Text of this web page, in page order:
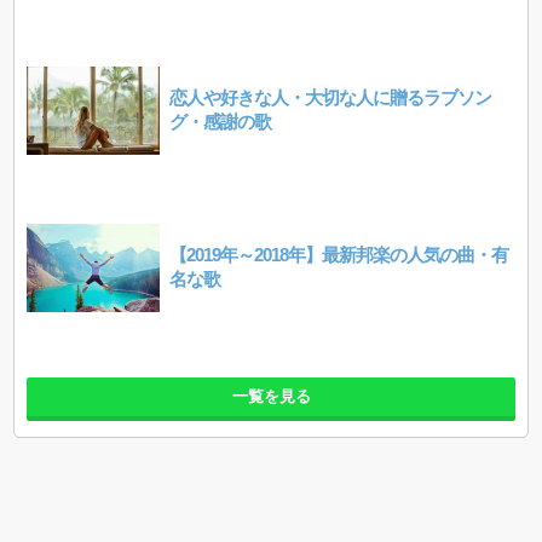
恋人や好きな人・大切な人に贈るラブソン
グ・感謝の歌
【2019年～2018年】最新邦楽の人気の曲・有
名な歌
一覧を見る